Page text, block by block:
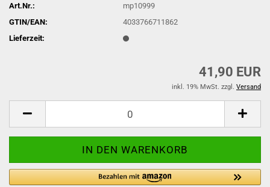
Art.Nr.:
mp10999
GTIN/EAN:
4033766711862
Lieferzeit:
41,90 EUR
inkl. 19% MwSt. zzgl. Versand